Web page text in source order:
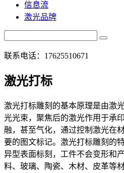
信息流
激光品牌
联系电话：17625510671
激光打标
激光打标雕刻的基本原理是由激
光光束，聚焦后的激光作用于承
融，甚至气化，通过控制激光在
要的图文标记。激光打标雕刻的
异型表面标刻，工件不会变形和
料、玻璃、陶瓷、木材、皮革等